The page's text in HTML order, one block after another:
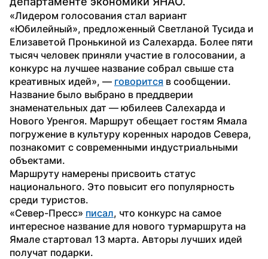
«Лидером голосования стал вариант
«Юбилейный», предложенный Светланой Тусида и
Елизаветой Пронькиной из Салехарда. Более пяти
тысяч человек приняли участие в голосовании, а
конкурс на лучшее название собрал свыше ста
креативных идей», — говорится в сообщении.
Название было выбрано в преддверии
знаменательных дат — юбилеев Салехарда и
Нового Уренгоя. Маршрут обещает гостям Ямала
погружение в культуру коренных народов Севера,
познакомит с современными индустриальными
объектами.
Маршруту намерены присвоить статус
национального. Это повысит его популярность
среди туристов.
«Север-Пресс» писал, что конкурс на самое
интересное название для нового турмаршрута на
Ямале стартовал 13 марта. Авторы лучших идей
получат подарки.